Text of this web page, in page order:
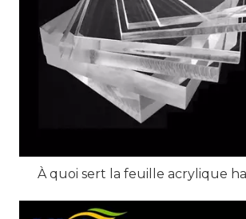
À quoi sert la feuille acrylique